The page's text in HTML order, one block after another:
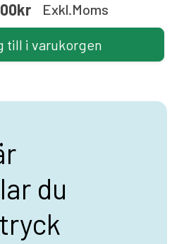
Exkl.moms
till i varukorgen
du